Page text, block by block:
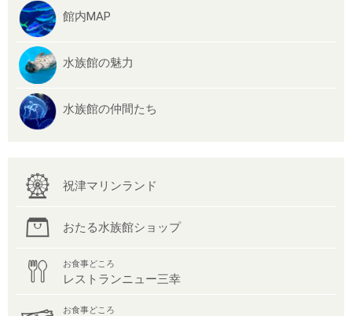
館内MAP
水族館の魅力
水族館の仲間たち
祝津マリンランド
おたる水族館ショップ
お食事どころ
レストランニュー三幸
お食事どころ